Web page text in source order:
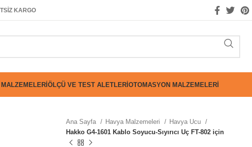
KARGO
MALZEMELERIÖLÇÜ VE TEST ALETLERIOTOMASYON MALZEMELERI
Ana Sayfa Havya Malzemeleri
Havya Ucu
Hakko G4-1601 Kablo Soyucu-Sıyırıcı Uç FT-802 için